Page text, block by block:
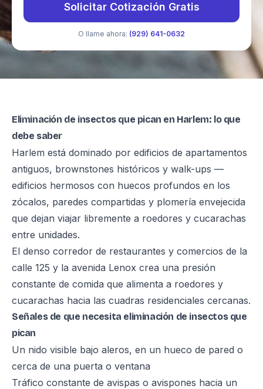
Solicitar Cotización Gratis
O llame ahora: (929) 641-0632
Eliminación de insectos que pican en Harlem: lo que
debe saber
Harlem está dominado por edificios de apartamentos
antiguos, brownstones históricos y walk-ups —
edificios hermosos con huecos profundos en los
zócalos, paredes compartidas y plomería envejecida
que dejan viajar libremente a roedores y cucarachas
entre unidades.
El denso corredor de restaurantes y comercios de la
calle 125 y la avenida Lenox crea una presión
constante de comida que alimenta a roedores y
cucarachas hacia las cuadras residenciales cercanas.
Señales de que necesita eliminación de insectos que
pican
Un nido visible bajo aleros, en un hueco de pared o
cerca de una puerta o ventana
Tráfico constante de avispas o avispones hacia un